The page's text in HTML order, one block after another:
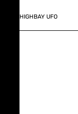
HIGHBAY UFO